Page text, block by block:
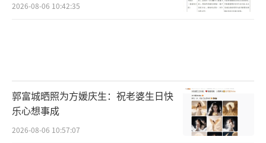
2026-08-06 10:42:35
郭富城晒照为方媛庆生：祝老婆生日快
乐心想事成
2026-08-06 10:57:07